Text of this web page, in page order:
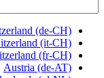
(de-CH)
(it-CH)
(fr-CH)
Austria (de-AT)